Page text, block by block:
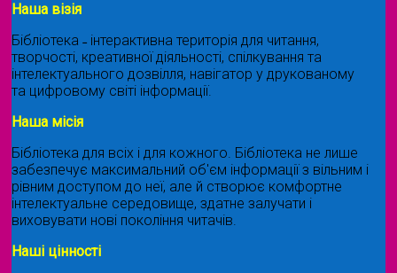
Наша візія
Бібліотека ˗ інтерактивна територія для читання,
творчості, креативної діяльності, спілкування та
інтелектуального дозвілля, навігатор у друкованому
та цифровому світі інформації.
Наша місія
Бібліотека для всіх і для кожного. Бібліотека не лише
забезпечує максимальний об'єм інформації з вільним і
рівним доступом до неї, але й створює комфортне
інтелектуальне середовище, здатне залучати і
виховувати нові покоління читачів.
Наші цінності